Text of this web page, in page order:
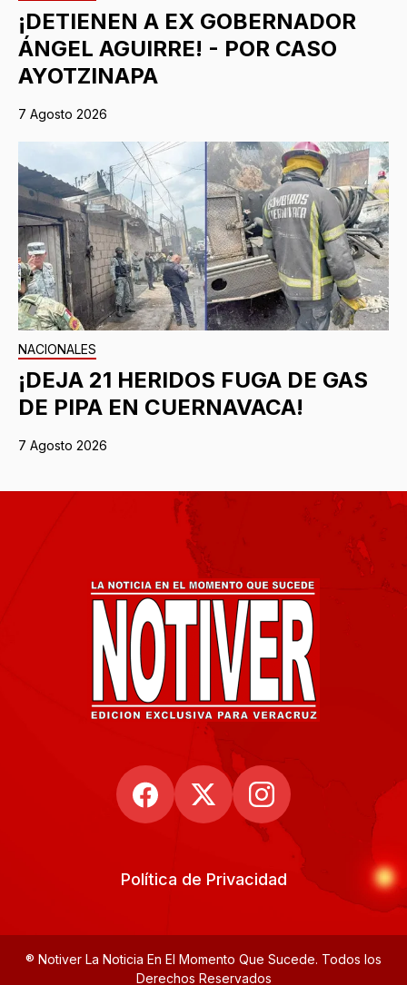
¡DETIENEN A EX GOBERNADOR
ÁNGEL AGUIRRE! - POR CASO
AYOTZINAPA
7 Agosto 2026
NACIONALES
¡DEJA 21 HERIDOS FUGA DE GAS
DE PIPA EN CUERNAVACA!
7 Agosto 2026
Política de Privacidad
® Notiver La Noticia En El Momento Que Sucede. Todos los
Derechos Reservados